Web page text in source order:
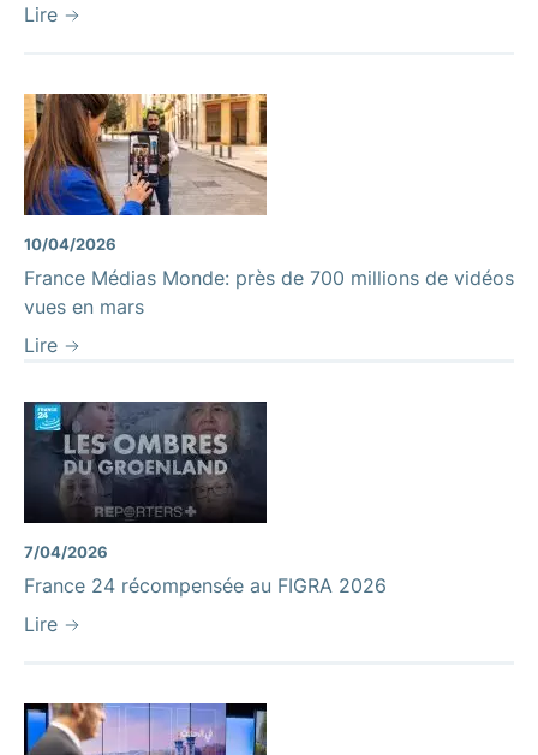
Lire
10/04/2026
France Médias Monde: près de 700 millions de vidéos
vues en mars
Lire
7/04/2026
France 24 récompensée au FIGRA 2026
Lire